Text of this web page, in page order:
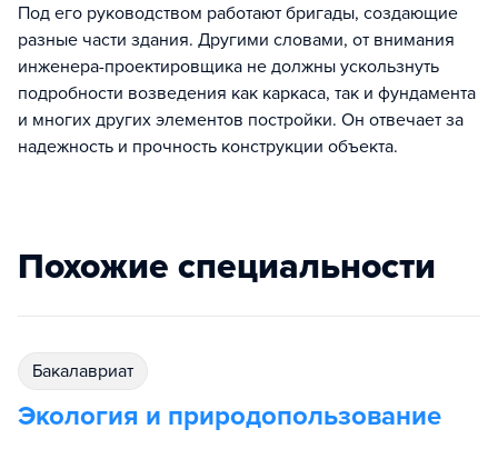
Под его руководством работают бригады, создающие
разные части здания. Другими словами, от внимания
инженера-проектировщика не должны ускользнуть
подробности возведения как каркаса, так и фундамента
и многих других элементов постройки. Он отвечает за
надежность и прочность конструкции объекта.
Похожие специальности
бакалавриат
Экология и природопользование